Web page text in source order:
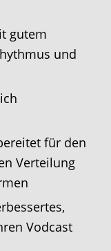
gutem
und
für den
Verteilung
Vodcast